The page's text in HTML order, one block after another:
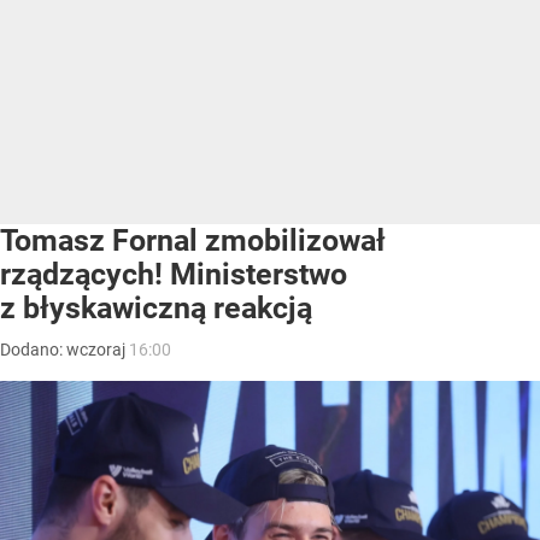
Tomasz Fornal zmobilizował
rządzących! Ministerstwo
z błyskawiczną reakcją
Dodano:wczoraj 16:00